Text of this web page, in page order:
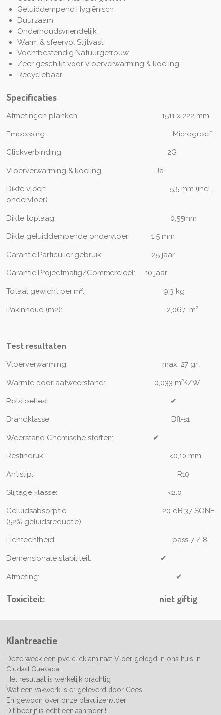
Geluiddempend Hygiënisch
Duurzaam
Onderhoudsvriendelijk
Warm & sfeervol Slijtvast
Vochtbestendig Natuurgetrouw
Zeer geschikt voor vloerverwarming & koeling
Recyclebaar
Specificaties
Afmetingen planken: 1511x 222 mm
Embossing: Microgroef
Clickverbinding: 2G
Vloerverwarming & koeling: Ja
Dikte vloer: 5,5 mm (incl.
ondervloer)
Dikte toplaag: 0,55mm
Dikte geluiddempende ondervloer: 1,5 mm
Garantie Particulier gebruik: 25 jaar
Garantie Projectmatig/Commercieel: 10 jaar
Totaal gewicht per m²: 9,3 kg
Pakinhoud (m2): 2,067 m²
Test resultaten
Vloerverwarming: max. 27 gr.
Warmte doorlaatweerstand: 0,033 m²K/W
Rolstoeltest: ✔
Brandklasse: Bfl-s1
Weerstand Chemische stoffen: ✔
Restindruk: <0,10 mm
Antislip: R10
Slijtage klasse: <2.0
Geluidsabsorptie: 20 dB 37 SONE
(52% geluidsreductie)
Lichtechtheid: pass 7 / 8
Demensionale stabiliteit: ✔
Afmeting: ✔
Toxiciteit: niet giftig
Klantreactie
Deze week een pvc clicklaminaat Vloer gelegd in ons huis in
Ciudad Quesada.
Het resultaat is werkelijk prachtig .
Wat een vakwerk is er geleverd door Cees.
En gewoon over onze plavuizenvloer
Dit bedrijf is echt een aanrader!!!